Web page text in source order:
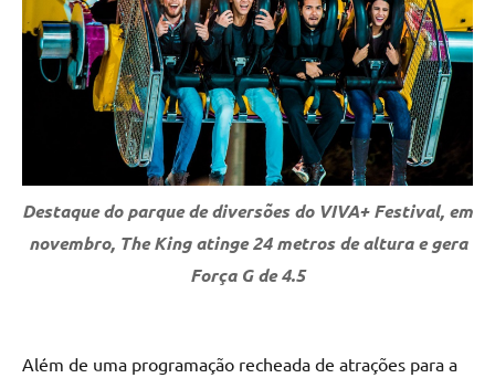
Destaque do parque de diversões do VIVA+ Festival, em
novembro, The King atinge 24 metros de altura e gera
Força G de 4.5
Além de uma programação recheada de atrações para a